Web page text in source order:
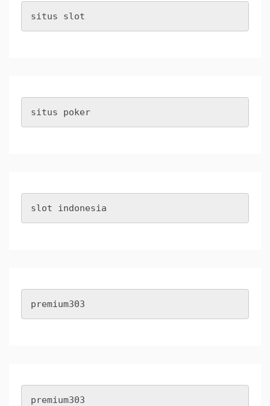
situs slot
situs poker
slot indonesia
premium303
premium303